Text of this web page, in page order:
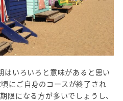
いろいろと意味があると思い
にご自身のコースが終了され
限になる方が多いでしょうし、